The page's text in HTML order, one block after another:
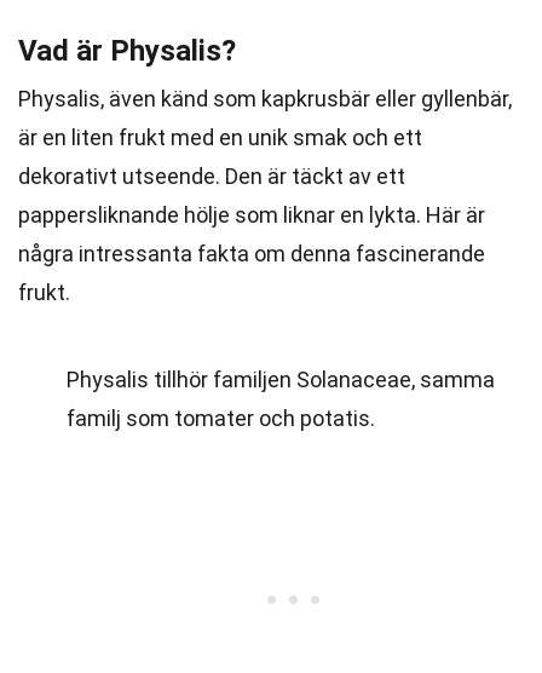
Vad är Physalis?
Physalis, även känd som kapkrusbär eller gyllenbär,
är en liten frukt med en unik smak och ett
dekorativt utseende. Den är täckt av ett
pappersliknande hölje som liknar en lykta. Här är
några intressanta fakta om denna fascinerande
frukt.
Physalis tillhör familjen Solanaceae, samma
familj som tomater och potatis.